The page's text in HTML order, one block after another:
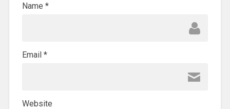
Name *
Email *
Website